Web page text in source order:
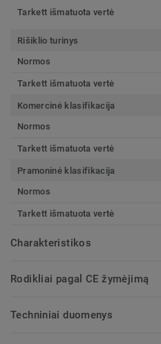
Tarkett išmatuota vertė
Rišiklio turinys
Normos
Tarkett išmatuota vertė
Komercinė klasifikacija
Normos
Tarkett išmatuota vertė
Pramoninė klasifikacija
Normos
Tarkett išmatuota vertė
Charakteristikos
Rodikliai pagal CE žymėjimą
Techniniai duomenys